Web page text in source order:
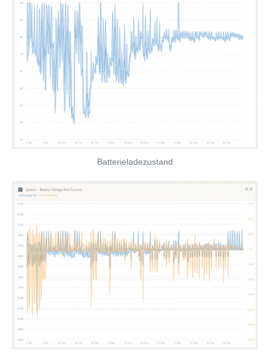
Batterieladezustand